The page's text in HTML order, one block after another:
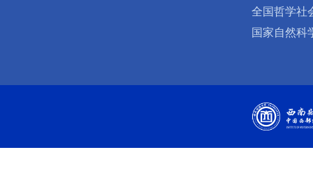
全国哲学社
国家自然科